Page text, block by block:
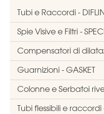
Tubi e Raccordi -
Spie Visive e Filtri -
Compensatori di
Guarnizioni - GASKET
Colonne e Serbatoi
Tubi flessibili e raccordi